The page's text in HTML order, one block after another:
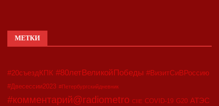
МЕТКИ
#20съездКПК #80летВеликойПобеды #ВизитСиВРоссию
#Двесессии2023 #Петербургскийдневник
#комментарий@radiometro CIIE COVID-19 G20 АТЭС